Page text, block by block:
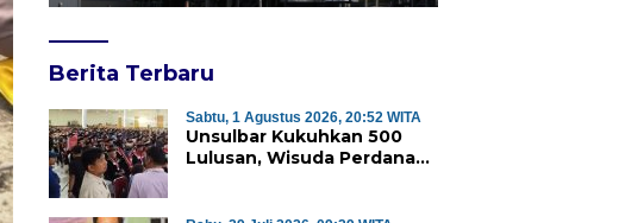
Berita Terbaru
Sabtu, 1 Agustus 2026, 20:52 WITA
Unsulbar Kukuhkan 500
Lulusan, Wisuda Perdana